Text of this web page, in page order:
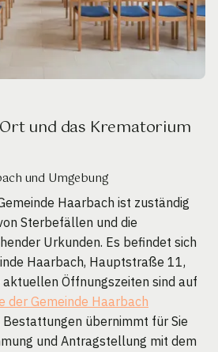
und das Krematorium
und Umgebung
Haarbach ist zuständig
Sterbefällen und die
Urkunden. Es befindet sich
Haarbach, Hauptstraße 11,
Öffnungszeiten sind auf
der Gemeinde Haarbach
übernimmt für Sie
und Antragstellung mit dem